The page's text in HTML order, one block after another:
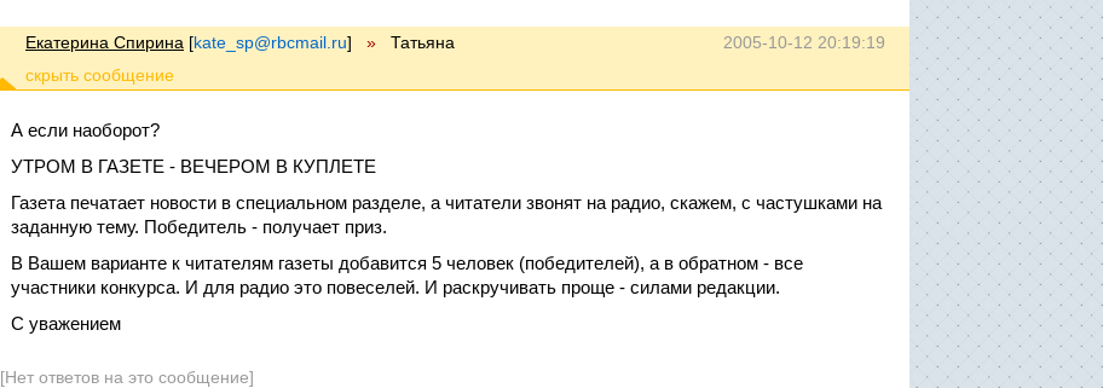
2005-10-12 20:19:19
Екатерина Спирина [kate_sp@rbcmail.ru] » Татьяна
А если наоборот?
УТРОМ В ГАЗЕТЕ - ВЕЧЕРОМ В КУПЛЕТЕ
Газета печатает новости в специальном разделе, а читатели звонят на радио, скажем, с частушками на
заданную тему. Победитель - получает приз.
В Вашем варианте к читателям газеты добавится 5 человек (победителей), а в обратном - все
участники конкурса. И для радио это повеселей. И раскручивать проще - силами редакции.
С уважением
[Нет ответов на это сообщение]